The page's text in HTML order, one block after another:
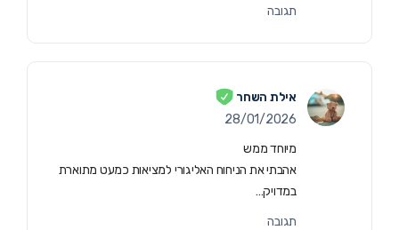
תגובה
אילת השחר
28/01/2026
מיוחד ממש
אהבתי את הניחוח האליגורי למציאות כמעט מתוארת
במדויק…
תגובה